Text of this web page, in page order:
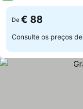
De € 88
Consulte os preços de